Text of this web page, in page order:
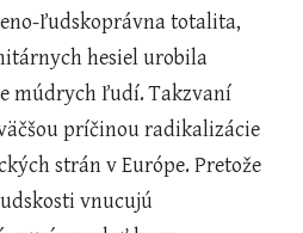
ľudskoprávna totalita,
hesiel urobila
múdrych ľudí. Takzvaní
príčinou radikalizácie
strán v Európe. Pretože
vnucujú